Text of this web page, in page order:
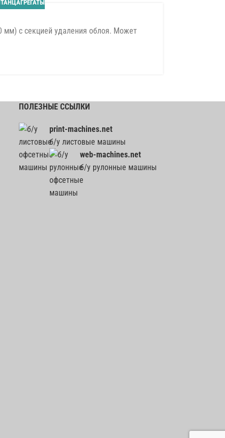
мм) с секцией удаления облоя. Может
ПОЛЕЗНЫЕ ССЫЛКИ
print-machines.net
б/у листовые машины
web-machines.net
б/у рулонные машины